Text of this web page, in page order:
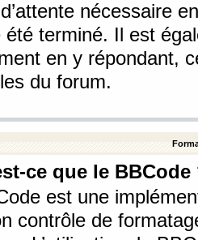
nécessaire
été terminé. Il est
en y répondant,
du forum.
ce que le BBCode
est une
contrôle de